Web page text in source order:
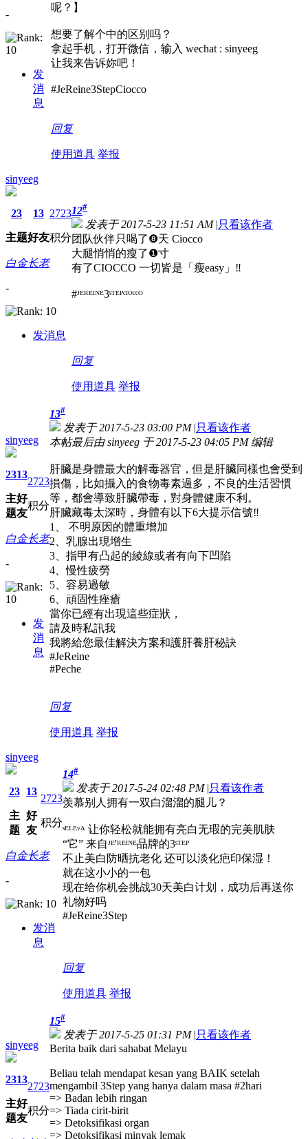
-
发
消
息
呢？】
想要了解个中的区别吗？
拿起手机，打开微信，输入 wechat : sinyeeg
让我来告诉妳吧！
#JeReine3StepCiocco
回复
使用道具 举报
sinyeeg
23
主题
13
好友
2723
积分
白金长老
-
发消息
12#
发表于 2017-5-23 11:51 AM |只看该作者
团队伙伴只喝了❽天 Ciocco
大腿悄悄的瘦了❶寸
有了CIOCCO 一切皆是「瘦easy」‼️
#ᴶᴱᴿᴱᴵᴺᴱ3ˢᵀᴱᴾᶜᴵᴼᶜᶜᴼ
回复
使用道具 举报
sinyeeg
23
主
题
13
好
友
2723
积分
白金长老
-
发
消
息
13#
发表于 2017-5-23 03:00 PM |只看该作者
本帖最后由 sinyeeg 于 2017-5-23 04:05 PM 编辑
肝臟是身體最大的解毒器官，但是肝臟同樣也會受到
損傷，比如攝入的食物毒素過多，不良的生活習慣
等，都會導致肝臟帶毒，對身體健康不利。
肝臟藏毒太深時，身體有以下6大提示信號‼️
1、 不明原因的體重增加
2、乳腺出現增生
3、指甲有凸起的綾線或者有向下凹陷
4、慢性疲勞
5、容易過敏
6、頑固性痤瘡
當你已經有出現這些症狀，
請及時私訊我
我將給您最佳解決方案和護肝養肝秘訣
#JeReine
#Peche
回复
使用道具 举报
sinyeeg
23
主
题
13
好
友
2723
积分
白金长老
-
发消
息
14#
发表于 2017-5-24 02:48 PM |只看该作者
羡慕别人拥有一双白溜溜的腿儿？
ˢᴱᴸᴱᵛᴬ 让你轻松就能拥有亮白无瑕的完美肌肤
“它” 来自ᴶᴱ'ᴿᴱᴵᴺᴱ品牌的3ˢᵀᴱᴾ
不止美白防晒抗老化 还可以淡化疤印保湿！
就在这小小的一包
现在给你机会挑战30天美白计划，成功后再送你
礼物好吗
#JeReine3Step
回复
使用道具 举报
sinyeeg
23
主
题
13
好
友
2723
积分
15#
发表于 2017-5-25 01:31 PM |只看该作者
Berita baik dari sahabat Melayu
Beliau telah mendapat kesan yang BAIK setelah
mengambil 3Step yang hanya dalam masa #2hari
=> Badan lebih ringan
=> Tiada cirit-birit
=> Detoksifikasi organ
=> Detoksifikasi minyak lemak